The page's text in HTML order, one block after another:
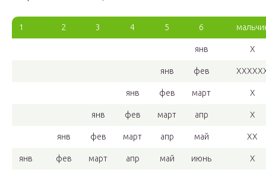
1 2 3 4 5 6
янв Х
янв фев
янв фев март Х
янв фев март апр Х
янв фев март апр май ХХ
янв фев март апр май июнь Х